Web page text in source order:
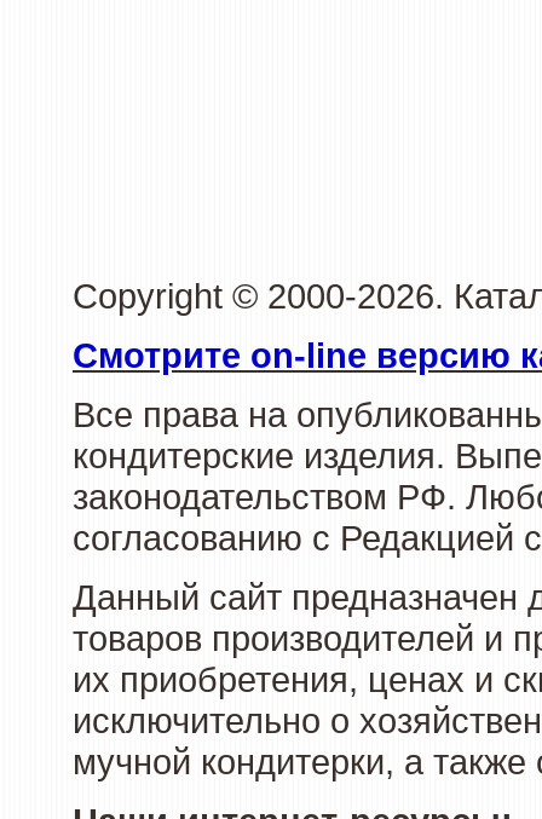
Copyright © 2000-2026.
Смотрите on-line версию
Все права на
кондитерские изделия.
законодательством РФ.
согласованию с Редакцией
Данный сайт предназначен
товаров производителей и
их приобретения, ценах и
исключительно о
мучной кондитерки, а